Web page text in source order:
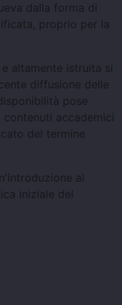
dalla forma di
proprio per la
altamente istruita si
diffusione delle
pose
accademici
del termine
al
iniziale del